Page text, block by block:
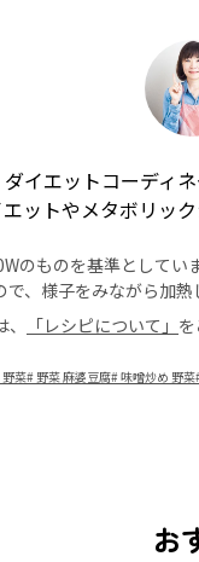
イエットコーディ
ットやメタボリッ
のものを基準としてい
、様子をみながら加熱
「レシピについて」
野菜# 野菜 麻婆豆腐#味噌炒め 野菜
お